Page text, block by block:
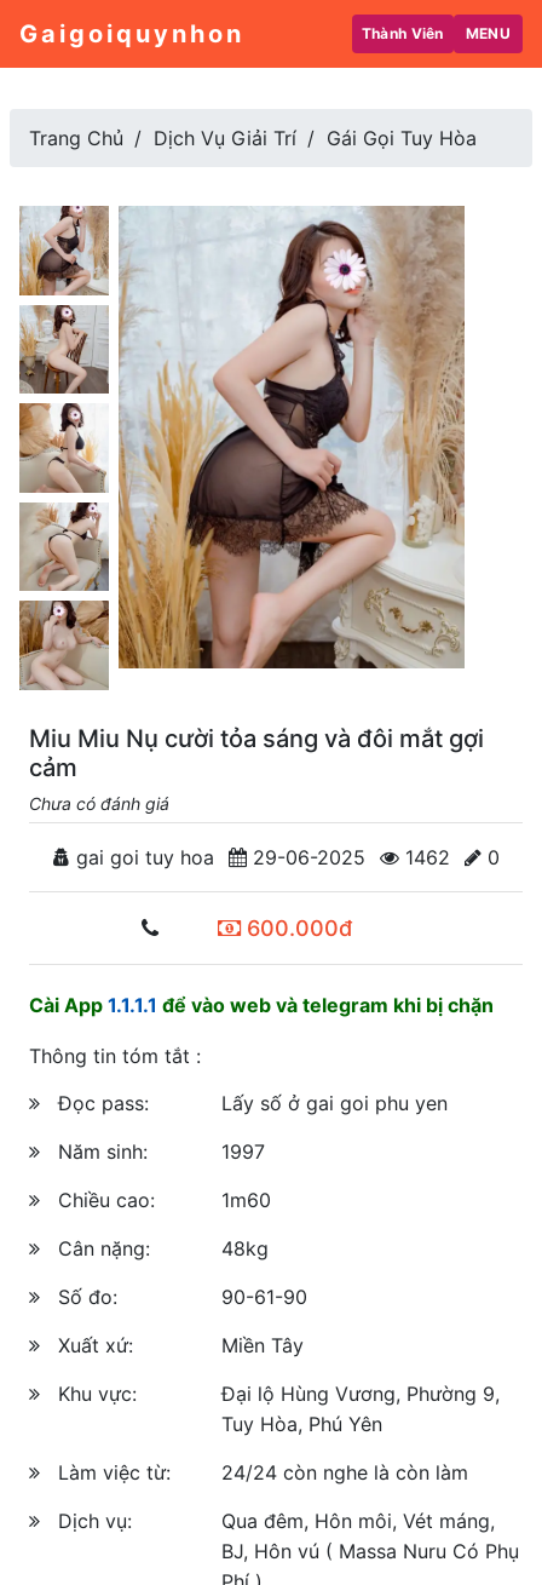
Gaigoiquynhon Thành Viên MENU
Trang Chủ Dịch Vụ Giải Trí Gái Gọi Tuy Hòa
Miu Miu Nụ cười tỏa sáng và đôi mắt gợi
cảm
Chưa có đánh giá
gai goi tuy hoa 29-06-2025 1462 0
600.000đ
Cài App 1.1.1.1 để vào web và telegram khi bị chặn
Thông tin tóm tắt :
Đọc pass:
Lấy số ở gai goi phu yen
Năm sinh:
1997
Chiều cao:
1m60
Cân nặng:
48kg
Số đo:
90-61-90
Xuất xứ:
Miền Tây
Khu vực:
Đại lộ Hùng Vương, Phường 9,
Tuy Hòa, Phú Yên
Làm việc từ:
24/24 còn nghe là còn làm
Dịch vụ:
Qua đêm, Hôn môi, Vét máng,
BJ, Hôn vú ( Massa Nuru Có Phụ